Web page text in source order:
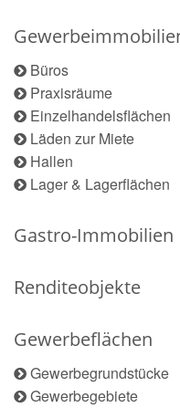
Büros
Praxisräume
Einzelhandelsflächen
Läden zur Miete
Hallen
Lager & Lagerflächen
Gastro-Immobilien
Renditeobjekte
Gewerbeflächen
Gewerbegrundstücke
Gewerbegebiete